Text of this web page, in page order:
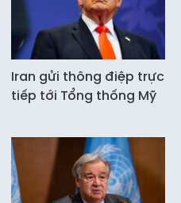
Iran gửi thông điệp trực
tiếp tới Tổng thống Mỹ